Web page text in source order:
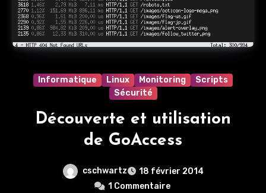
Informatique Linux Monitoring
Scripts
Sécurité
Découverte et utilisation
de GoAccess
cschwartz
18 février 2014
1 Commentaire